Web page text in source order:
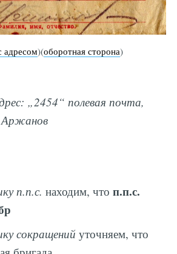
адресом)(оборотная сторона)
„2454“ полевая почта,
п.п.с.находим, чтоп.п.с.
сокращений уточняем, что